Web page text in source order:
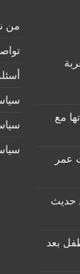
مع
عمر
حديث
بعد
من